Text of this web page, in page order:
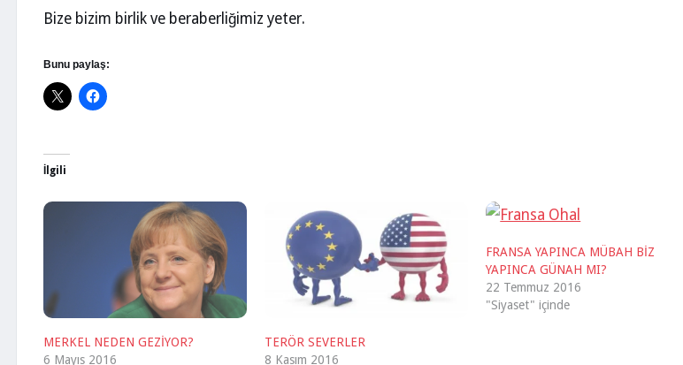
Bize bizim birlik ve beraberliğimiz yeter.
Bunu paylaş:
İlgili
MERKEL NEDEN GEZİYOR?
6 Mayıs 2016
TERÖR SEVERLER
8 Kasım 2016
FRANSA YAPINCA MÜBAH BİZ
YAPINCA GÜNAH MI?
22 Temmuz 2016
"Siyaset" içinde